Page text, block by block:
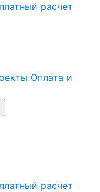
расчет
Оплата и
расчет